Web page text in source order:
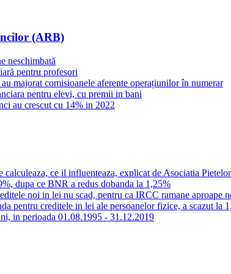
(ARB)
neschimbată
pentru profesori
majorat comisioanele aferente operațiunilor în numerar
pentru elevi, cu premii in bani
au crescut cu 14% in 2022
calculeaza, ce il influenteaza, explicat de Asociatia
dupa ce BNR a redus dobanda la 1,25%
noi in lei nu scad, pentru ca IRCC ramane aproape
pentru creditele in lei ale persoanelor fizice, a scazut la
in perioada 01.08.1995 - 31.12.2019